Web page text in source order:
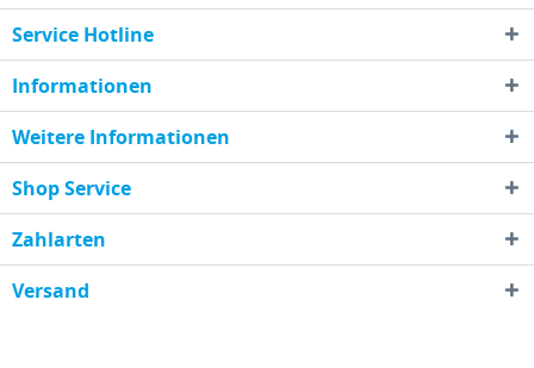
Service Hotline
Informationen
Weitere Informationen
Shop Service
Zahlarten
Versand